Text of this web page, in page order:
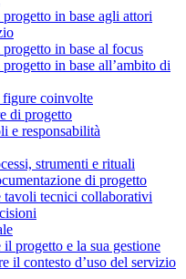
in base agli attori
in base al focus
in base all’ambito di
figure coinvolte
di progetto
e responsabilità
strumenti e rituali
di progetto
tavoli tecnici collaborativi
progetto e la sua gestione
il contesto d’uso del servizio